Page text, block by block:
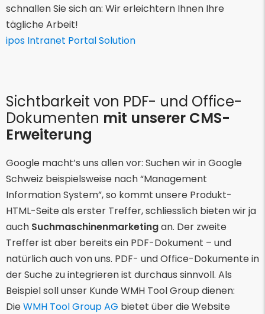
schnallen Sie sich an: Wir erleichtern Ihnen Ihre
tägliche Arbeit!
ipos Intranet Portal Solution
Sichtbarkeit von PDF- und Office-
Dokumenten mit unserer CMS-
Erweiterung
Google macht’s uns allen vor: Suchen wir in Google
Schweiz beispielsweise nach “Management
Information System”, so kommt unsere Produkt-
HTML-Seite als erster Treffer, schliesslich bieten wir ja
auch Suchmaschinenmarketingan. Der zweite
Treffer ist aber bereits ein PDF-Dokument – und
natürlich auch von uns. PDF- und Office-Dokumente in
der Suche zu integrieren ist durchaus sinnvoll. Als
Beispiel soll unser Kunde WMH Tool Group dienen:
DieWMH Tool Group AG bietet über die Website